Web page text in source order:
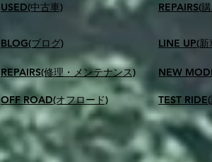
USED(中古車)
BLOG(ブログ)
REPAIRS(修理・メンテナンス)
OFF ROAD(オフロード)
​REPAIRS(
LINE UP(
NEW
TEST